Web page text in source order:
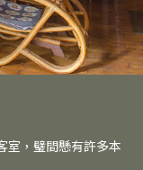
室，璧間懸有許多本